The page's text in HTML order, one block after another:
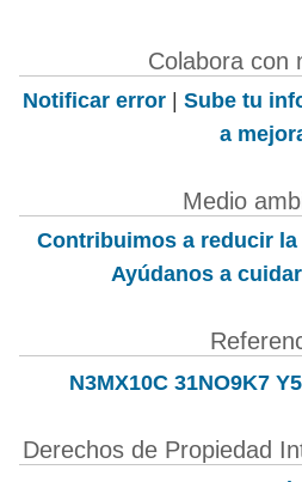
Colabora con
Notificar error | Sube tu
a
Medio
Contribuimos a reducir
Ayúdanos a
N3MX10C 31NO9K7
Derechos de Propiedad